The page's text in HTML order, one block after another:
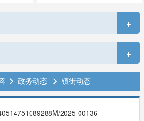
+
+
 政务动态  镇街动态
2025-00136